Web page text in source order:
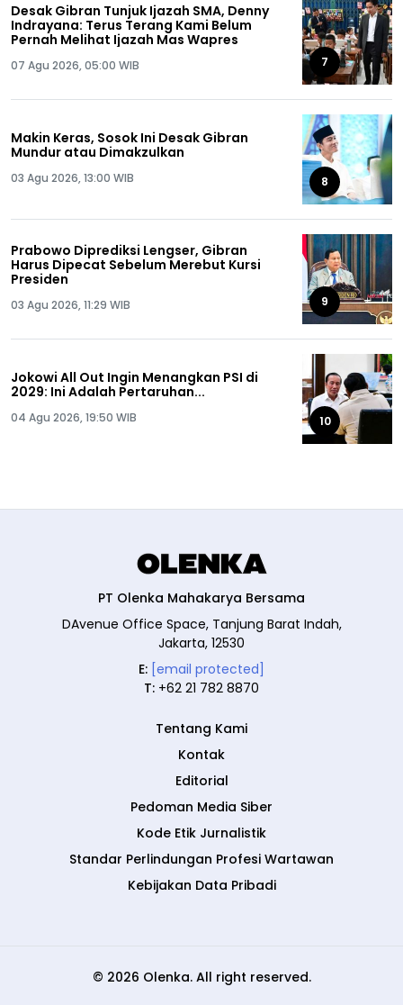
Desak Gibran Tunjuk Ijazah SMA, Denny
Indrayana: Terus Terang Kami Belum
Pernah Melihat Ijazah Mas Wapres
07 Agu 2026, 05:00 WIB 7
Makin Keras, Sosok Ini Desak Gibran
Mundur atau Dimakzulkan
03 Agu 2026, 13:00 WIB 8
Prabowo Diprediksi Lengser, Gibran
Harus Dipecat Sebelum Merebut Kursi
Presiden
03 Agu 2026, 11:29 WIB 9
Jokowi All Out Ingin Menangkan PSI di
2029: Ini Adalah Pertaruhan...
04 Agu 2026, 19:50 WIB 10
PT Olenka Mahakarya Bersama
DAvenue Office Space, Tanjung Barat Indah,
Jakarta, 12530
E: [email protected]
T: +62 21 782 8870
Tentang Kami
Kontak
Editorial
Pedoman Media Siber
Kode Etik Jurnalistik
Standar Perlindungan Profesi Wartawan
Kebijakan Data Pribadi
© 2026 Olenka. All right reserved.